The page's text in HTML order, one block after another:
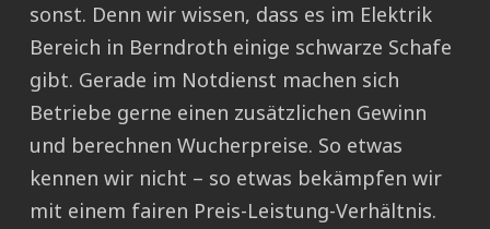
sonst. Denn wir wissen, dass es im Elektrik
Bereich in Berndroth einige schwarze Schafe
gibt. Gerade im Notdienst machen sich
Betriebe gerne einen zusätzlichen Gewinn
und berechnen Wucherpreise. So etwas
kennen wir nicht – so etwas bekämpfen wir
mit einem fairen Preis-Leistung-Verhältnis.